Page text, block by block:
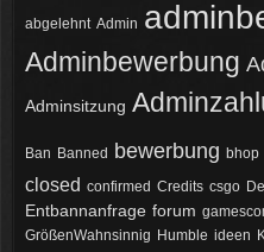
Ja das ist echt
wenn man
Forum
die hälfte .
abgelehnt Admin
Adminbewerbung
Adminsitzung
Ban Banned bewerbung bhop
closed confirmed Credits csgo
Entbannanfrage forum
GrößenWahnsinnig Humble ideen